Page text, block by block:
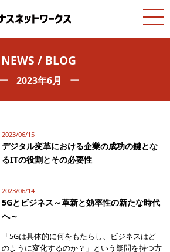
NEWS / BLOG
2023年6月
2023/06/15
デジタル変革における企業の成功の鍵とな
るITの役割とその必要性
2023/06/14
5Gとビジネス～革新と効率性の新たな時代
へ～
「5Gは具体的に何をもたらし、ビジネスはど
のように変化するのか？」という疑問を持つ方